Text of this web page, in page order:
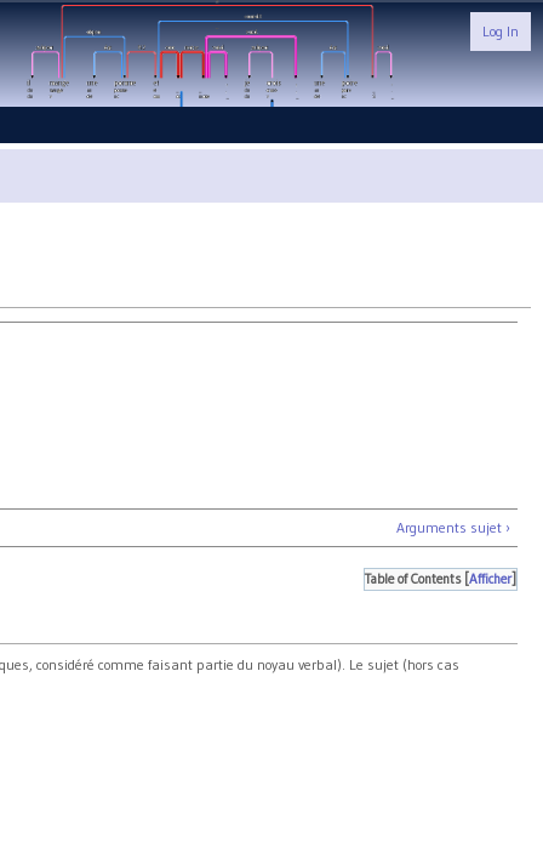
Log In
Arguments sujet ›
Table of Contents[ Afficher]
considéré comme faisant partie du noyau verbal). Le sujet (hors cas